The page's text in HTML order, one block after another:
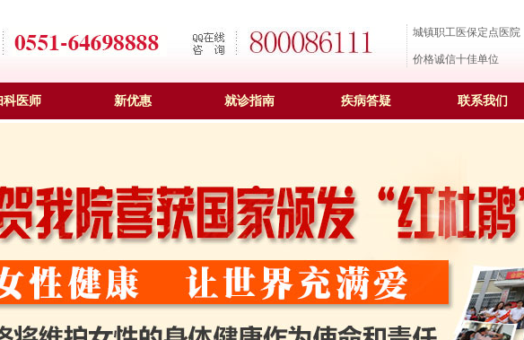
城镇职工医保定点医院
价格诚信十佳单位
科医师 新优惠 就诊指南 疾病答疑 联系我们